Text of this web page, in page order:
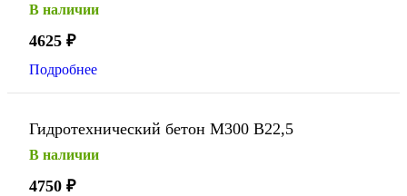
В наличии
4625 ₽
Подробнее
Гидротехнический бетон М300 В22,5
В наличии
4750 ₽